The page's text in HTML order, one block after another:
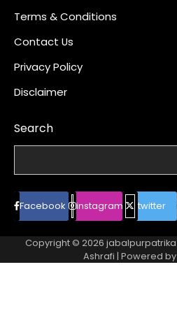
Terms & Conditions
Contact Us
Privacy Policy
Disclaimer
Search
Facebook instagram twitter
Copyright © 2026 jabalpurpatrika
Ashrafi | Powered by